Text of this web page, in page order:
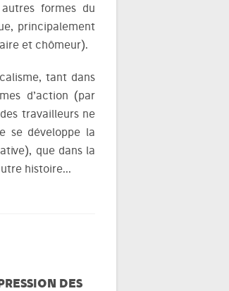
formes du
principalement
et chômeur).
tant dans
d’action (par
travailleurs ne
se développe la
que dans la
histoire…
DES